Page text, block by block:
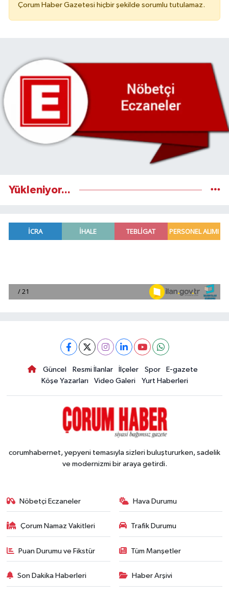
Çorum Haber Gazetesi hiçbir şekilde sorumlu tutulamaz.
Yükleniyor...
Güncel Resmi İlanlar İlçeler Spor
E-gazete
Köşe Yazarları
Video Galeri Yurt Haberleri
corumhabernet, yepyeni temasıyla sizleri buluştururken, sadelik
ve modernizmi bir araya getirdi.
Nöbetçi Eczaneler Hava Durumu
Çorum Namaz Vakitleri Trafik Durumu
Puan Durumu ve Fikstür Tüm Manşetler
Son Dakika Haberleri Haber Arşivi